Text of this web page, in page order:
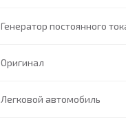
Генератор постоянного
Оригинал
Легковой автомобиль